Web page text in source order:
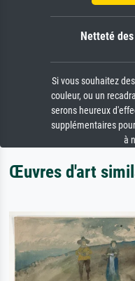
Netteté
Si vous souhaitez
couleur, ou un
serons heureux
supplémentaires
à
Œuvres d'art